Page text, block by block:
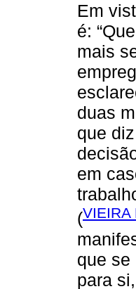
Em
é:
mais
duas
que
em
(VIEIRA
que se
para